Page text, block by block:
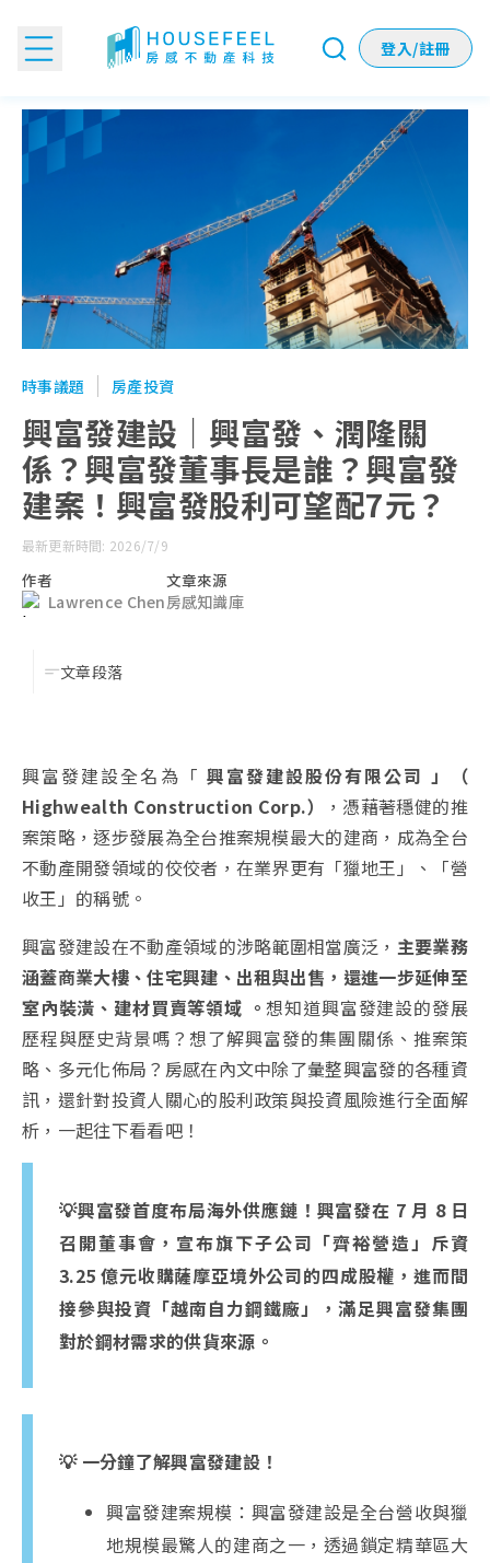
登入/註冊
興富發建設｜興富發、潤隆關係？興富發董事長是誰？興富
時事議題 房產投資
興富發建設｜興富發、潤隆關
係？興富發董事長是誰？興富發
建案！興富發股利可望配7元？
最新更新時間: 2026/7/9
作者
Lawrence Chen
文章來源
房感知識庫
文章段落
興富發建設全名為「 興富發建設股份有限公司 」（
Highwealth Construction Corp.）
，憑藉著穩健的推
案策略，逐步發展為全台推案規模最大的建商，成為全台
不動產開發領域的佼佼者，在業界更有「獵地王」、「營
收王」的稱號。
興富發建設在不動產領域的涉略範圍相當廣泛， 主要業務
涵蓋商業大樓、住宅興建、出租與出售，還進一步延伸至
室內裝潢、建材買賣等領域 。想知道興富發建設的發展
歷程與歷史背景嗎？想了解興富發的集團關係、推案策
略、多元化佈局？房感在內文中除了彙整興富發的各種資
訊，還針對投資人關心的股利政策與投資風險進行全面解
析，一起往下看看吧！
💡興富發首度布局海外供應鏈！興富發在 7 月 8 日
召開董事會，宣布旗下子公司「齊裕營造」斥資
3.25 億元收購薩摩亞境外公司的四成股權，進而間
接參與投資「越南自力鋼鐵廠」，滿足興富發集團
對於鋼材需求的供貨來源。
💡 一分鐘了解興富發建設！
興富發建案規模：興富發建設是全台營收與獵
地規模最驚人的建商之一，透過鎖定精華區大